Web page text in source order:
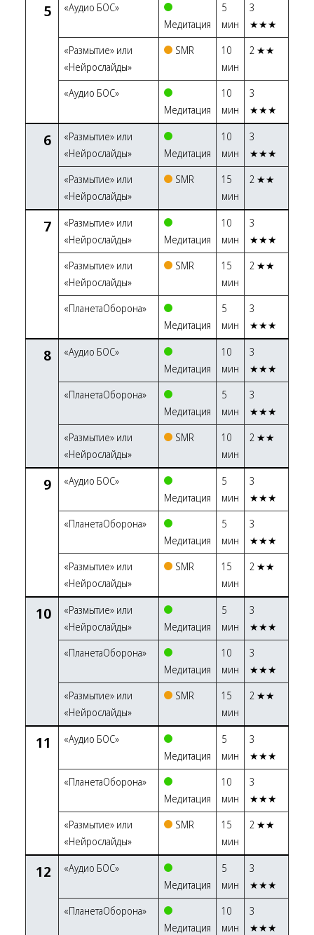
5
«Аудио БОС»
Медитация
5
мин
3
★★★
«Размытие» или
«Нейрослайды»
SMR
10
мин
2 ★★
«Аудио БОС»
Медитация
10
мин
3
★★★
6
«Размытие» или
«Нейрослайды»
Медитация
10
мин
3
★★★
«Размытие» или
«Нейрослайды»
SMR
15
мин
2 ★★
7
«Размытие» или
«Нейрослайды»
Медитация
10
мин
3
★★★
«Размытие» или
«Нейрослайды»
SMR
15
мин
2 ★★
«ПланетаОборона»
Медитация
5
мин
3
★★★
8
«Аудио БОС»
Медитация
10
мин
3
★★★
«ПланетаОборона»
Медитация
5
мин
3
★★★
«Размытие» или
«Нейрослайды»
SMR
10
мин
2 ★★
9
«Аудио БОС»
Медитация
5
мин
3
★★★
«ПланетаОборона»
Медитация
5
мин
3
★★★
«Размытие» или
«Нейрослайды»
SMR
15
мин
2 ★★
10
«Размытие» или
«Нейрослайды»
Медитация
5
мин
3
★★★
«ПланетаОборона»
Медитация
10
мин
3
★★★
«Размытие» или
«Нейрослайды»
SMR
15
мин
2 ★★
11
«Аудио БОС»
Медитация
5
мин
3
★★★
«ПланетаОборона»
Медитация
10
мин
3
★★★
«Размытие» или
«Нейрослайды»
SMR
15
мин
2 ★★
12
«Аудио БОС»
Медитация
5
мин
3
★★★
«ПланетаОборона»
Медитация
10
мин
3
★★★